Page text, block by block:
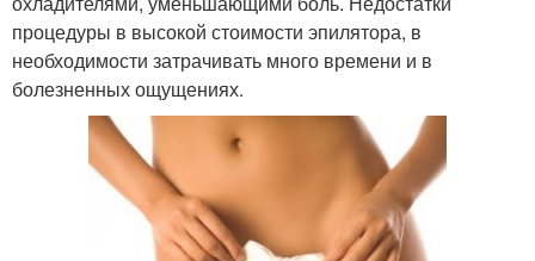
процедуры в высокой стоимости эпилятора, в
необходимости затрачивать много времени и в
болезненных ощущениях.